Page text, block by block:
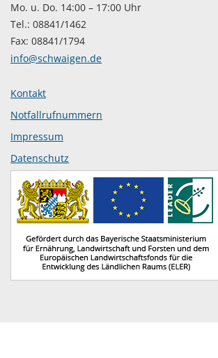
Mo. u. Do. 14:00 – 17:00 Uhr
Tel.: 08841/1462
Fax: 08841/1794
info@schwaigen.de
Kontakt
Notfallrufnummern
Impressum
Datenschutz